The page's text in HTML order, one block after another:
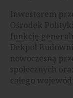
Inwestorem
Ośrodek
funkcję
Dekpol
nowoczesną
społecznych
całego